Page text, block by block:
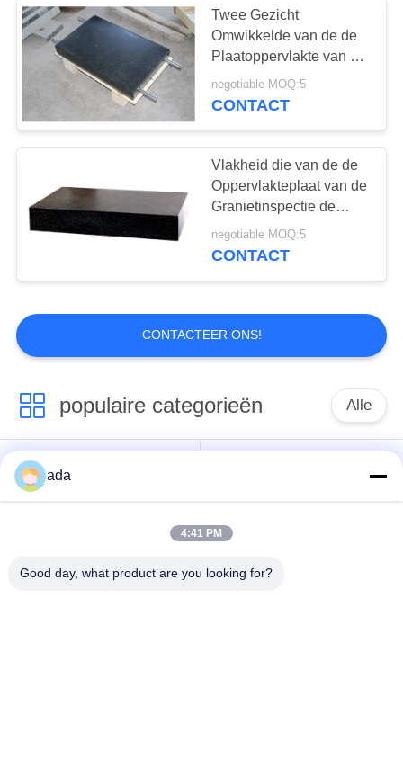
Twee Gezicht
Omwikkelde van de de
Plaatoppervlakte van de
Granietoppervlakte de
Lijstkaliberbepaling met
negotiable MOQ:5
CONTACT
Vlakheid die van de de
Oppervlakteplaat van de
Granietinspectie de
Stabiele Prestaties meet
negotiable MOQ:5
CONTACT
CONTACTEER ONS!
populaire categorieën Alle
De Plaat van de
precisieoppervlakte
ada
4:41 PM
Good day, what product are you looking for?